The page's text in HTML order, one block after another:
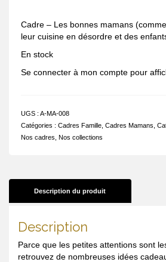
Cadre – Les bonnes mamans
leur cuisine en désordre et des
En stock
Se connecter à mon compte pour
UGS : A-MA-008
Catégories : Cadres Famille Cadres Mamans
Nos cadres Nos collections
Description du produit
Description
Parce que les petites attentions sont
retrouvez de nombreuses idées